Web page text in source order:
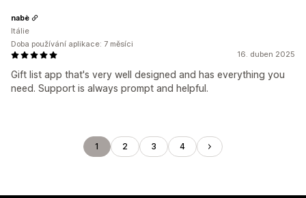
16. duben 2025
Gift list app that's very well designed and has everything you
need. Support is always prompt and helpful.
nabè
Itálie
Doba používání aplikace: 7 měsíci
1 2 3 4